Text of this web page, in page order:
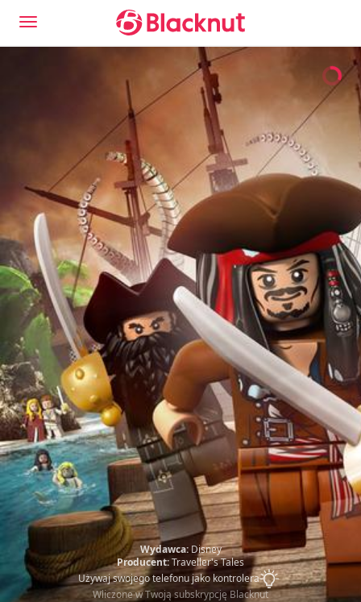
Wydawca: Disney
Producent:Traveller's Tales
Używaj swojego telefonu jako kontrolera
Wliczone w Twoją subskrypcję Blacknut